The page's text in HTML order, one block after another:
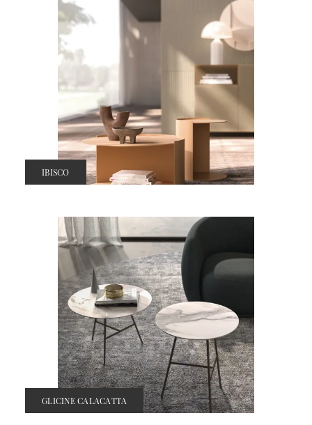
IBISCO
GLICINE CALACATTA